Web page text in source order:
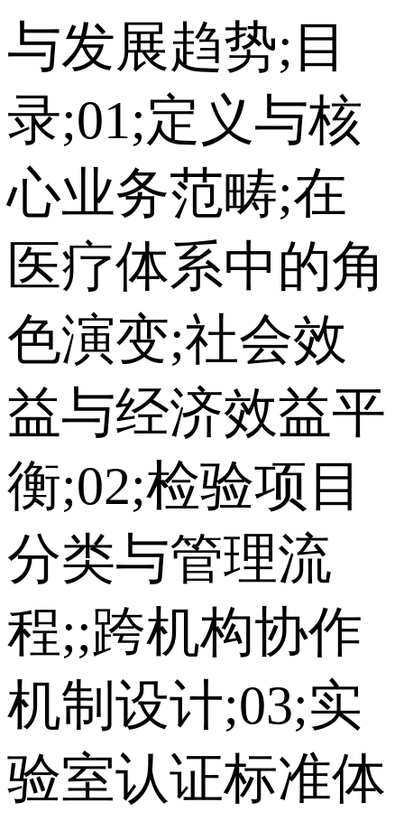
与发展趋势;目
录;01;定义与核
心业务范畴;在
医疗体系中的角
色演变;社会效
益与经济效益平
衡;02;检验项目
分类与管理流
程;;跨机构协作
机制设计;03;实
验室认证标准体